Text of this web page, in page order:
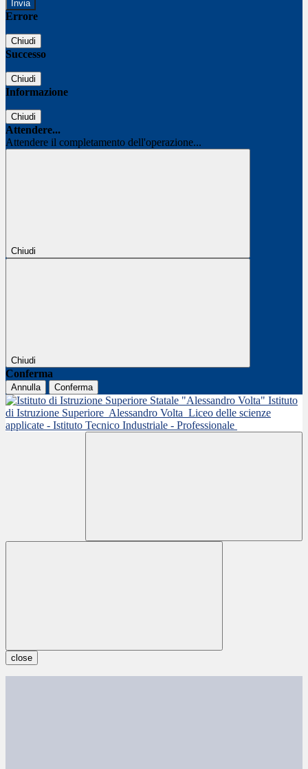
Errore
Chiudi
Successo
Chiudi
Informazione
Chiudi
Attendere...
Attendere il completamento dell'operazione...
Chiudi
Chiudi
Conferma
Annulla Conferma
Istituto
di Istruzione Superiore Alessandro Volta Liceo delle scienze
applicate - Istituto Tecnico Industriale - Professionale
close